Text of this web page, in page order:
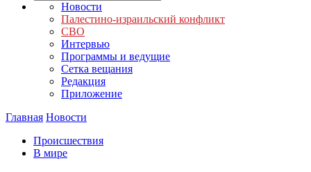
Новости
Палестино-израильский конфликт
СВО
Интервью
Программы и ведущие
Сетка вещания
Редакция
Приложение
Главная Новости
Происшествия
В мире